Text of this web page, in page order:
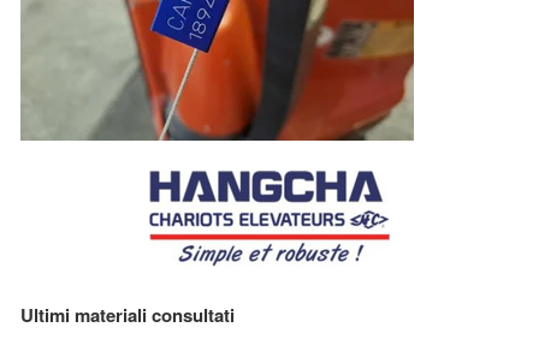
Ultimi materiali consultati